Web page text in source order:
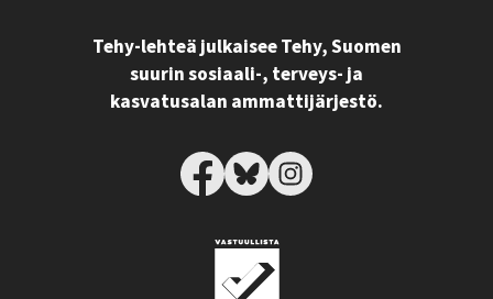
Tehy-lehteä julkaisee Tehy, Suomen
suurin sosiaali-, terveys- ja
kasvatusalan ammattijärjestö.